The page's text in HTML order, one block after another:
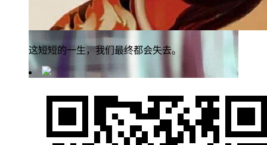
这短短的一生，我们最终都会失去。